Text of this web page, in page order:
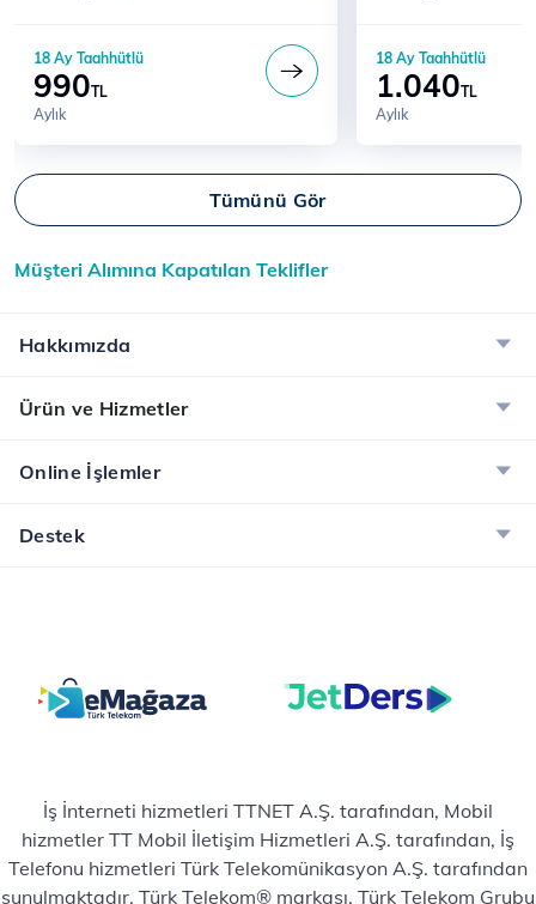
18 Ay Taahhütlü
990TL
Aylık
18 Ay Taahhütlü
1.040TL
Aylık
Tümünü Gör
Müşteri Alımına Kapatılan Teklifler
Hakkımızda
Ürün ve Hizmetler
Online İşlemler
Destek
İş İnterneti hizmetleri TTNET A.Ş. tarafından, Mobil
hizmetler TT Mobil İletişim Hizmetleri A.Ş. tarafından, İş
Telefonu hizmetleri Türk Telekomünikasyon A.Ş. tarafından
sunulmaktadır. Türk Telekom® markası, Türk Telekom Grubu